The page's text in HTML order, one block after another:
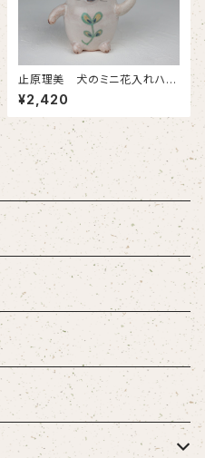
止原理美 犬のミニ花入れハニ
ワポーズ
¥2,420